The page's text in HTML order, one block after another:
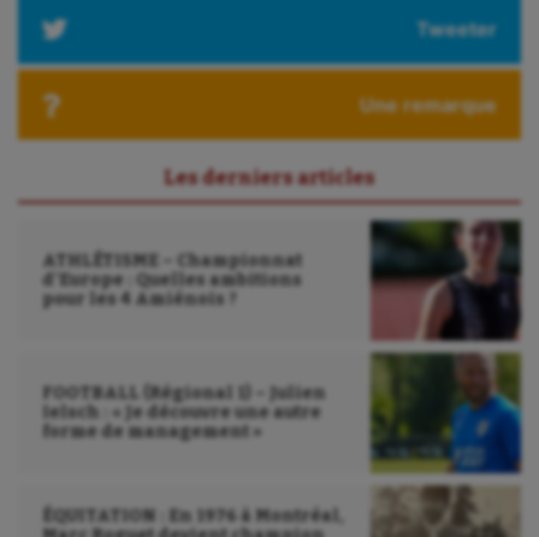
Tweeter
Une remarque
Les derniers articles
ATHLÉTISME – Championnat
d’Europe : Quelles ambitions
pour les 4 Amiénois ?
FOOTBALL (Régional 1) – Julien
Ielsch : « Je découvre une autre
forme de management »
ÉQUITATION : En 1976 à Montréal,